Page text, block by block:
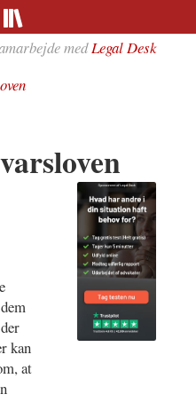
medLegal Desk
kan
at